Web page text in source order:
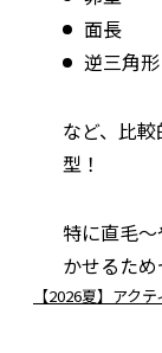
面長
逆三角形
など、比
型！
特に直毛
かせるため
【2026夏】アク